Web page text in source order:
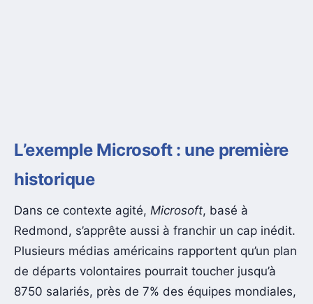
L’exemple Microsoft : une première
historique
Dans ce contexte agité, Microsoft, basé à
Redmond, s’apprête aussi à franchir un cap inédit.
Plusieurs médias américains rapportent qu’un plan
de départs volontaires pourrait toucher jusqu’à
8750 salariés, près de 7% des équipes mondiales,